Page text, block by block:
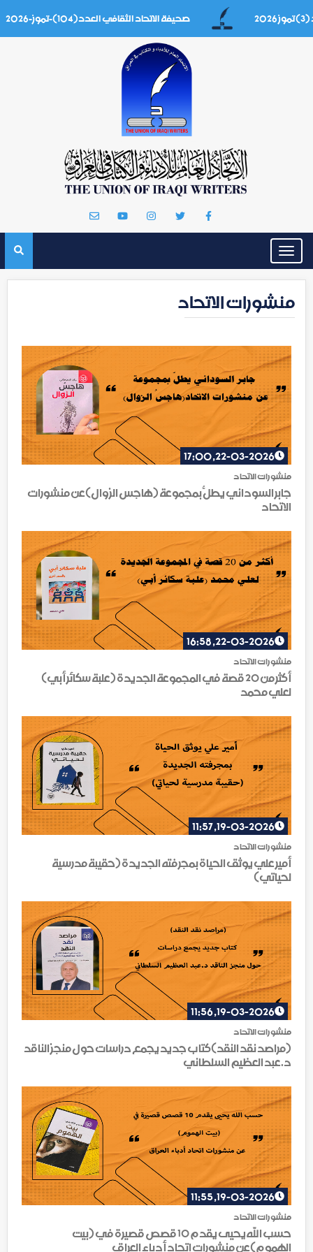
صحيفة الاتحاد الثقافي العدد(104)-تموز-2026
Toggle
navigation
منشورات الاتحاد
منشورات الاتحاد
22-03-2026, 17:00
جابر السوداني يطلّ بمجموعة (هاجسُ الزوال)عن منشورات
الاتحاد
منشورات الاتحاد
22-03-2026, 16:58
أكثر من 20 قصة في المجموعة الجديدة (علبة سكائر أبي)
لعلي محمد
منشورات الاتحاد
19-03-2026, 11:57
أمير علي يوثق الحياة بمجرفته الجديدة (حقيبة مدرسية
لحياتي)
منشورات الاتحاد
19-03-2026, 11:56
(مراصد نقد النقد)كتاب جديد يجمع دراسات حول منجز الناقد
د.عبد العظيم السلطاني
منشورات الاتحاد
19-03-2026, 11:55
حسب الله يحيى يقدم 10 قصص قصيرة في (بيت
الهموم)عن منشورات اتحاد أدباء العراق